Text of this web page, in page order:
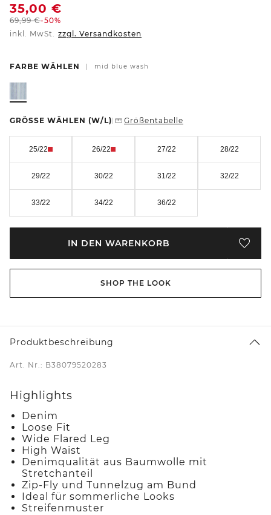
35,00 €
69,99€-50%
inkl. MwSt. zzgl. Versandkosten
FARBE WÄHLEN mid blue wash
GRÖSSE WÄHLEN (W/L) Größentabelle
25/22 26/22 27/22 28/22
29/22 30/22 31/22 32/22
33/22 34/22 36/22
IN DEN WARENKORB
SHOP THE LOOK
Produktbeschreibung
Art. Nr.: B38079520283
Highlights
Denim
Loose Fit
Wide Flared Leg
High Waist
Denimqualität aus Baumwolle mit
Stretchanteil
Zip-Fly und Tunnelzug am Bund
Ideal für sommerliche Looks
Streifenmuster